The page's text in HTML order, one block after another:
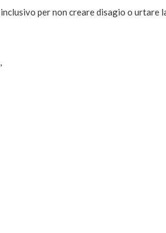
per non creare disagio o urtare